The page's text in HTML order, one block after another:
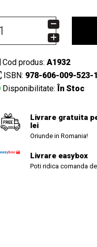
Cod produs: A1932
ISBN: 978-606-009-523-1
Disponibilitate: În Stoc
Livrare gratuita
lei
Oriunde in Romania!
Livrare easybox
Poti ridica comanda